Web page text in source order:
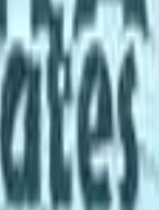
Deportes
Autoescuela
Estrategia
Chicas
Multijugador
Casuales